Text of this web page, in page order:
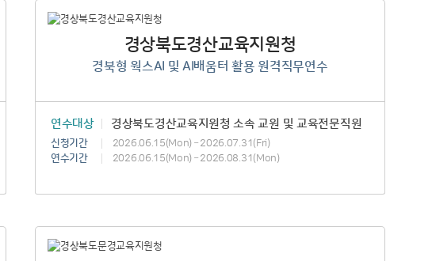
경상북도경산교육지원청
경북형 웍스AI 및 AI배움터 활용 원격직무연수
연수대상 경상북도경산교육지원청 소속 교원 및 교육전문직원
신청기간
2026.06.15(Mon) – 2026.07.31(Fri)
연수기간
2026.06.15(Mon) – 2026.08.31(Mon)